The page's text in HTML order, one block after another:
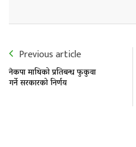
Previous article
नेकपा माथिको प्रतिबन्ध फुकुवा
गर्ने सरकारको निर्णय